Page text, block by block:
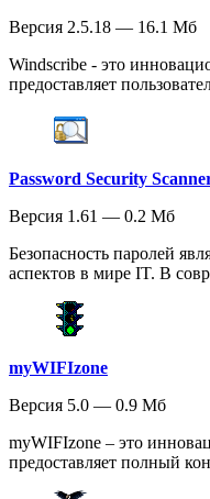
Версия 2.5.18 — 16.1 Мб
Windscribe - это
предоставляет
Password Security
Версия 1.61 — 0.2 Мб
Безопасность паролей
аспектов в мире IT. В
myWIFIzone
Версия 5.0 — 0.9 Мб
myWIFIzone – это
предоставляет полный